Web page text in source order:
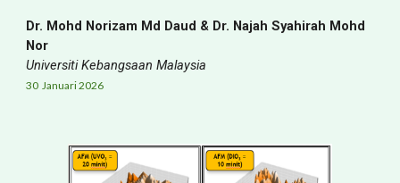
Dr. Mohd Norizam Md Daud & Dr. Najah Syahirah Mohd
Nor
Universiti Kebangsaan Malaysia
30 Januari2026